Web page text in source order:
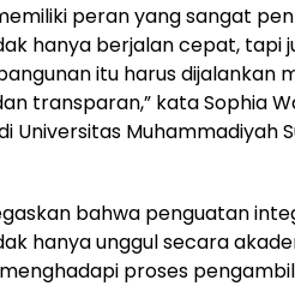
peran yang sangat
hanya berjalan cepat, tapi
itu harus dijalankan
transparan,” kata Sophia
Universitas Muhammadiyah
bahwa penguatan
hanya unggul secara
proses